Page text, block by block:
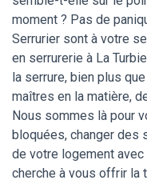
moment ? Pas de
Serrurier sont à votre
en serrurerie à La
la serrure, bien plus
maîtres en la matière,
Nous sommes là pour
bloquées, changer des
de votre logement
cherche à vous offrir la